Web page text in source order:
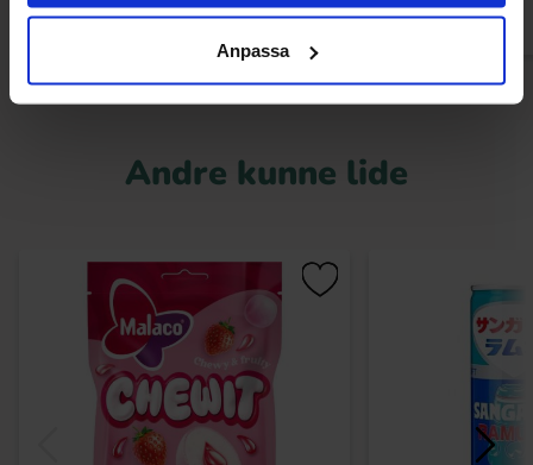
Anpassa
Andre kunne lide